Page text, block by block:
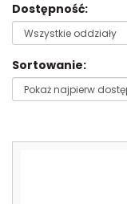
Dostępność:
Sortowanie: